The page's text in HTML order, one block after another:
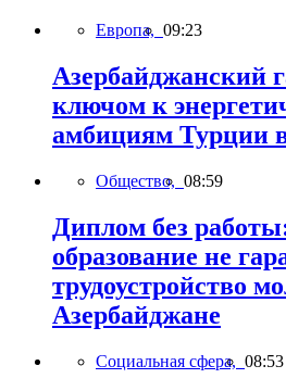
Европа, 09:23
Азербайджанский
ключом к
амбициям Турции
Общество, 08:59
Диплом без
образование не
трудоустройство
Азербайджане
Социальная сфера, 08:53